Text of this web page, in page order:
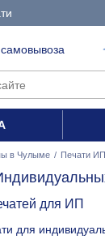
самовывоза
в Чулыме / Печати
для ИП
для